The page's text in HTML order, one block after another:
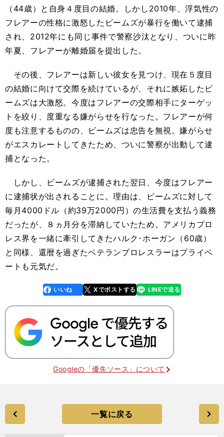
（44歳）と自身４度目の結婚。しかし2010年、浮気性の
フレアーの性格に激怒したビームズが暴行を働いて逮捕
され、2012年にも同じ事件で警察沙汰となり、ついに昨
年夏、フレアーが離婚届を提出した。
その後、フレアーは新しい彼女を見つけ、現在５度目
の結婚に向けて交際を続けているが、それに嫉妬したビ
ームズは大激怒。今度はフレアーの交際相手にターゲッ
トを絞り、度重なる嫌がらせを行なった。フレアーが何
度も注意するものの、ビームズは忠告を無視。嫌がらせ
がエスカレートしてきたため、ついに警察が出動して逮
捕となった。
しかし、ビームズが逮捕された翌日、今度はフレアー
に逮捕状が出されることに。理由は、ビームズに対して
毎月4000ドル（約39万2000円）の生活費を支払う義務
だったが、８ヵ月分を滞納していたため。アメリカプロ
レス界を一緒に牽引してきたハルク･ホーガン（60歳）
と同様、還暦を過ぎたベテランプロレスラーはプライベ
ートも元気だ。
faceboo
k
いいね Xでポストする
line LINEで送る
Googleの「優先ソース」について
一覧に戻る